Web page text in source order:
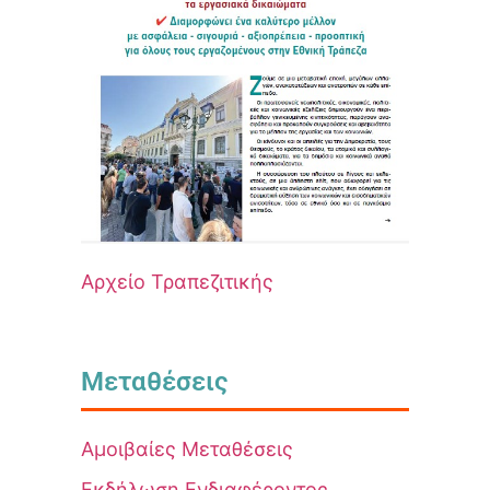
Αρχείο Τραπεζιτικής
Μεταθέσεις
Αμοιβαίες Μεταθέσεις